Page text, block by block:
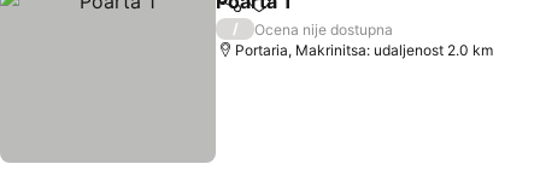
Deli Dodati u favorite
/
Ocena nije dostupna
Portaria, Makrinitsa: udaljenost 2.0 km